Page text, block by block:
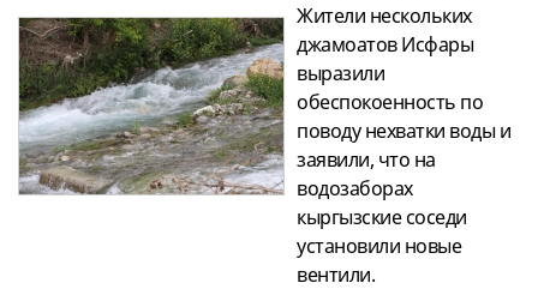
Жители нескольких
джамоатов Исфары
выразили
обеспокоенность по
поводу нехватки воды и
заявили, что на
водозаборах
кыргызские соседи
установили новые
вентили.